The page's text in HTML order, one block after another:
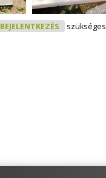
BEJELENTKEZÉS szükséges